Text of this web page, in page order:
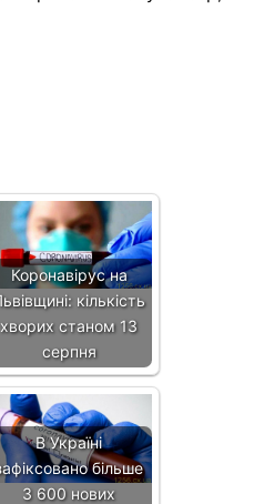
Коронавірус на
кількість
хворих станом 13
серпня
В Україні
більше
3 600 нових